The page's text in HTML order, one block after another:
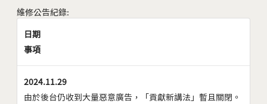
維修公告紀錄:
日期
事項
2024.11.29
由於後台仍收到大量惡意廣告，「貢獻新講法」暫且關閉。